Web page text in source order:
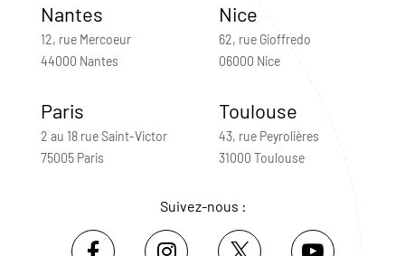
Nantes
12, rue Mercoeur
44000 Nantes
Nice
62, rue Gioffredo
06000 Nice
Paris
2 au 18 rue Saint-Victor
75005 Paris
Toulouse
43, rue Peyrolières
31000 Toulouse
Suivez-nous :